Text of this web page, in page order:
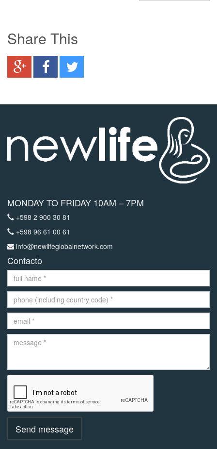
Share This
MONDAY TO FRIDAY 10AM – 7PM
+598 2 900 30 81
+598 96 61 00 61
info@newlifeglobalnetwork.com
Contacto
Send message